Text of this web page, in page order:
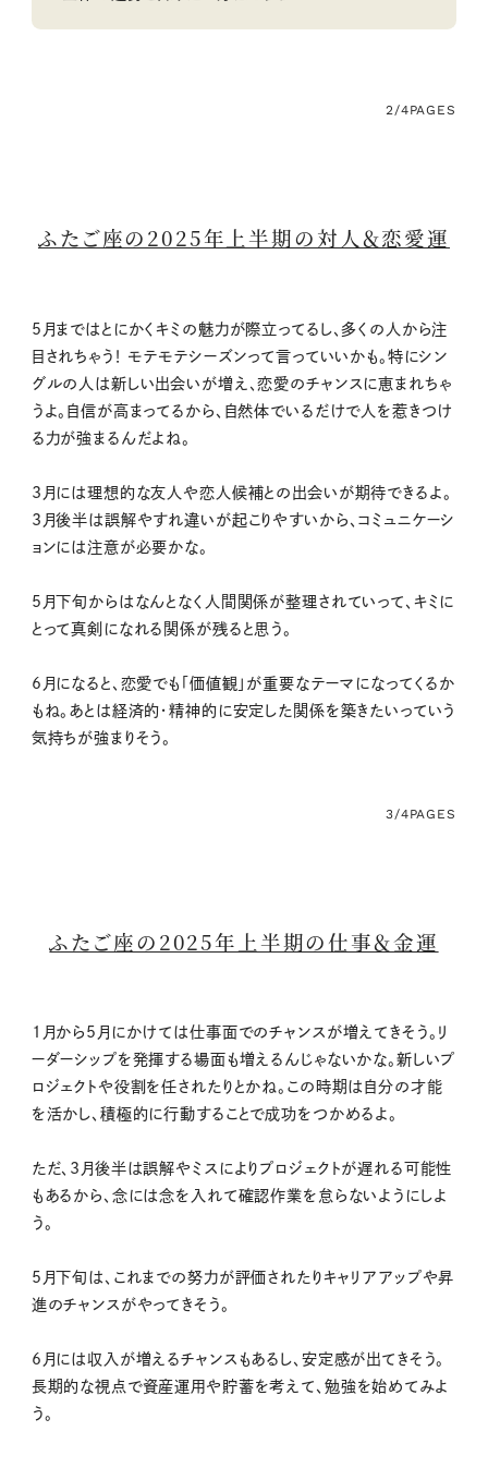
2/4PAGES
ふたご座の2025年上半期の対人＆恋愛運
5月まではとにかくキミの魅力が際立ってるし、多くの人から注
目されちゃう！ モテモテシーズンって言っていいかも。特にシン
グルの人は新しい出会いが増え、恋愛のチャンスに恵まれちゃ
うよ。自信が高まってるから、自然体でいるだけで人を惹きつけ
る力が強まるんだよね。
3月には理想的な友人や恋人候補との出会いが期待できるよ。
3月後半は誤解やすれ違いが起こりやすいから、コミュニケーシ
ョンには注意が必要かな。
5月下旬からはなんとなく人間関係が整理されていって、キミに
とって真剣になれる関係が残ると思う。
6月になると、恋愛でも「価値観」が重要なテーマになってくるか
もね。あとは経済的・精神的に安定した関係を築きたいっていう
気持ちが強まりそう。
3/4PAGES
ふたご座の2025年上半期の仕事＆金運
1月から5月にかけては仕事面でのチャンスが増えてきそう。リ
ーダーシップを発揮する場面も増えるんじゃないかな。新しいプ
ロジェクトや役割を任されたりとかね。この時期は自分の才能
を活かし、積極的に行動することで成功をつかめるよ。
ただ、3月後半は誤解やミスによりプロジェクトが遅れる可能性
もあるから、念には念を入れて確認作業を怠らないようにしよ
う。
5月下旬は、これまでの努力が評価されたりキャリアアップや昇
進のチャンスがやってきそう。
6月には収入が増えるチャンスもあるし、安定感が出てきそう。
長期的な視点で資産運用や貯蓄を考えて、勉強を始めてみよ
う。